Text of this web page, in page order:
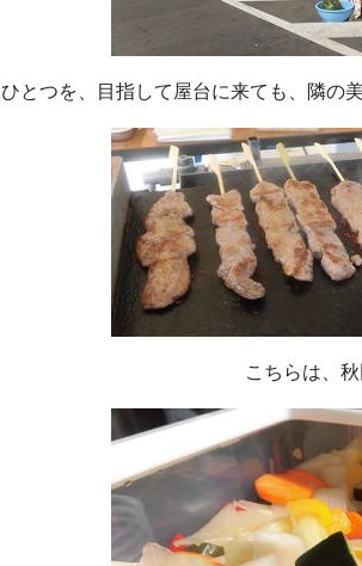
ひとつを、目指して屋台に来ても、隣の
こちらは、